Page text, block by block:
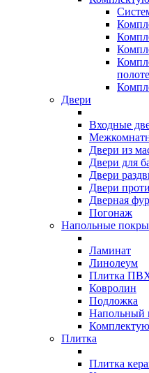
Двери
Входные
Двери из
Двери для
Двери
Двери
Дверная
Погонаж
Напольные
Ламинат
Линолеум
Плитка
Ковролин
Подложка
Напольный
Плитка
Плитка